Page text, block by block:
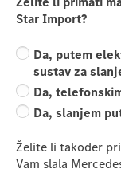
Star Import?
Da, putem
sustav za
Da,
Da, slanjem
Želite li također
Vam slala